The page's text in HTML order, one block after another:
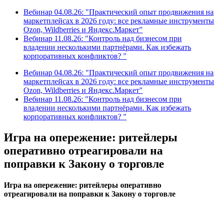
Вебинар 04.08.26: "Практический опыт продвижения на
маркетплейсах в 2026 году: все рекламные инструменты
Ozon, Wildberries и Яндекс.Маркет"
Вебинар 11.08.26: "Контроль над бизнесом при
владении несколькими партнёрами. Как избежать
корпоративных конфликтов? "
Вебинар 04.08.26: "Практический опыт продвижения на
маркетплейсах в 2026 году: все рекламные инструменты
Ozon, Wildberries и Яндекс.Маркет"
Вебинар 11.08.26: "Контроль над бизнесом при
владении несколькими партнёрами. Как избежать
корпоративных конфликтов? "
Игра на опережение: ритейлеры
оперативно отреагировали на
поправки к Закону о торговле
Игра на опережение: ритейлеры оперативно
отреагировали на поправки к Закону о торговле